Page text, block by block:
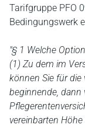
Tarifgruppe PFO
Bedingungswerk
"§ 1 Welche
(1) Zu dem im
können Sie für die
beginnende,
vereinbarten